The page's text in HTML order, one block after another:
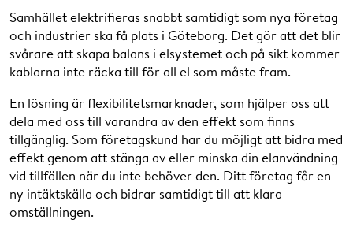
effektbehov blir en nödvändighet för att kunna
expandera och utvecklas. I förlängningen är frågan helt
central för stadens fortsatta konkurrenskraft.
Webinar 2 december 2021 .
Grönare städer och klimatpositiv fjärrvärme med biokol
Har du koll på alla vinster det ger att producera och
använda biokol? I en stadsmiljö kan det skapa stora
fördelar både för klimatet och för dem som bor i staden.
Webinar 7 oktober 2021.
Hur kan bioaska minska klimatpåverkan från
Program
Samhället elektrifieras snabbt samtidigt som nya företag
och industrier ska få plats i Göteborg. Det gör att det blir
svårare att skapa balans i elsystemet och på sikt kommer
kablarna inte räcka till för all el som måste fram.
En lösning är flexibilitetsmarknader, som hjälper oss att
dela med oss till varandra av den effekt som finns
tillgänglig. Som företagskund har du möjligt att bidra med
effekt genom att stänga av eller minska din elanvändning
vid tillfällen när du inte behöver den. Ditt företag får en
ny intäktskälla och bidrar samtidigt till att klara
omställningen.